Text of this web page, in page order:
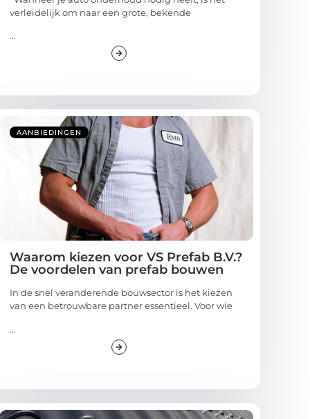
verleidelijk om naar een grote, bekende
...
AANBIEDINGEN
Waarom kiezen voor VS Prefab B.V.?
De voordelen van prefab bouwen
In de snel veranderende bouwsector is het kiezen
van een betrouwbare partner essentieel. Voor wie
...